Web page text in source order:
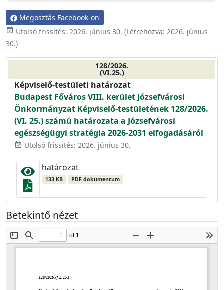
Megosztás Facebook-on
event_available Utolsó frissítés: 2026. június 30. (Létrehozva: 2026. június
30.)
128/2026.
(VI.25.)
Képviselő-testületi határozat
Budapest Főváros VIII. kerület Józsefvárosi
Önkormányzat Képviselő-testületének 128/2026.
(VI. 25.) számú határozata a Józsefvárosi
egészségügyi stratégia 2026-2031 elfogadásáról
event_available Utolsó frissítés: 2026. június 30.
határozat
133 KB PDF dokumentum
Betekintő nézet